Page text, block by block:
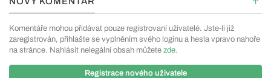
Komentáře mohou přidávat pouze registrovaní uživatelé. Jste-li již
zaregistrován, přihlašte se vyplněním svého loginu a hesla vpravo nahoře
na stránce. Nahlásit nelegální obsah můžete zde.
Registrace nového uživatele